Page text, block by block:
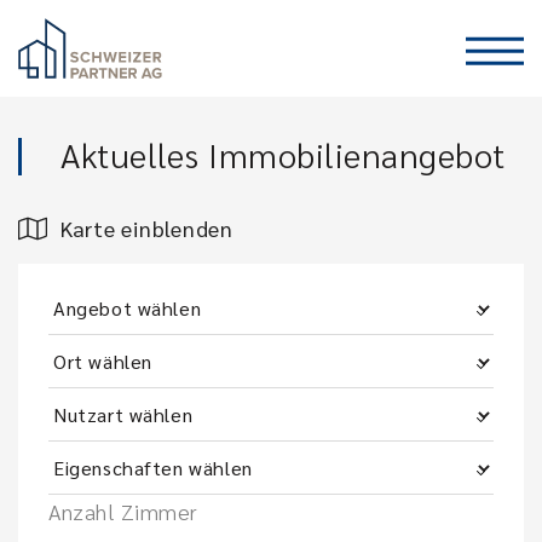
Aktuelles Immobilienangebot
Karte einblenden
Anzahl Zimmer